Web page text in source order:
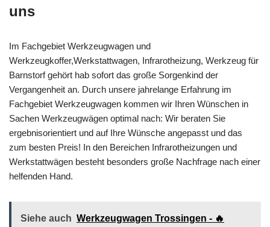
uns
Im Fachgebiet Werkzeugwagen und
Werkzeugkoffer,Werkstattwagen, Infrarotheizung, Werkzeug für
Barnstorf gehört hab sofort das große Sorgenkind der
Vergangenheit an. Durch unsere jahrelange Erfahrung im
Fachgebiet Werkzeugwagen kommen wir Ihren Wünschen in
Sachen Werkzeugwägen optimal nach: Wir beraten Sie
ergebnisorientiert und auf Ihre Wünsche angepasst und das
zum besten Preis! In den Bereichen Infrarotheizungen und
Werkstattwägen besteht besonders große Nachfrage nach einer
helfenden Hand.
Siehe auch Werkzeugwagen Trossingen - 🔥